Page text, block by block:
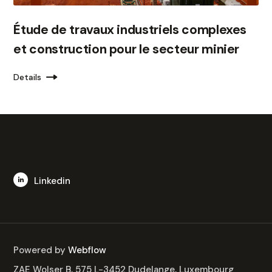
Étude de travaux industriels complexes
et construction pour le secteur minier
Details
Linkedin
Powered byWebflow
ZAE Wolser B, 575 L-3452 Dudelange, Luxembourg